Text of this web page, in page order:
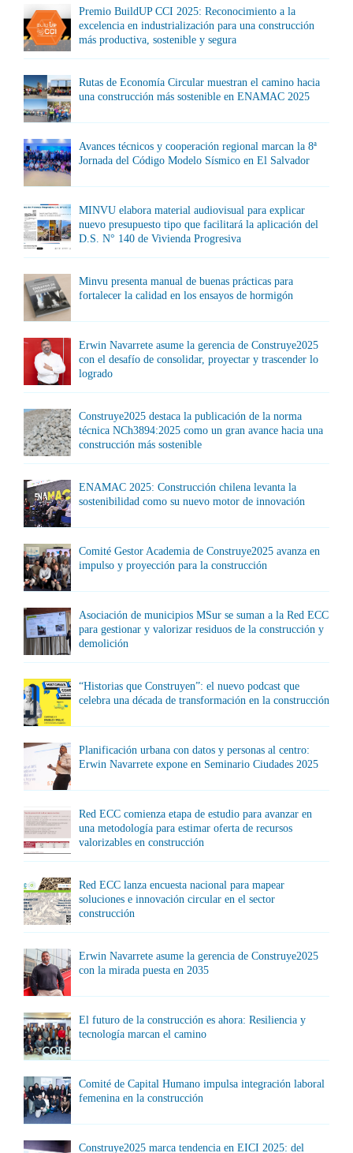
Premio BuildUP CCI 2025: Reconocimiento a la
excelencia en industrialización para una construcción
más productiva, sostenible y segura
Rutas de Economía Circular muestran el camino hacia
una construcción más sostenible en ENAMAC 2025
Avances técnicos y cooperación regional marcan la 8ª
Jornada del Código Modelo Sísmico en El Salvador
MINVU elabora material audiovisual para explicar
nuevo presupuesto tipo que facilitará la aplicación del
D.S. N° 140 de Vivienda Progresiva
Minvu presenta manual de buenas prácticas para
fortalecer la calidad en los ensayos de hormigón
Erwin Navarrete asume la gerencia de Construye2025
con el desafío de consolidar, proyectar y trascender lo
logrado
Construye2025 destaca la publicación de la norma
técnica NCh3894:2025 como un gran avance hacia una
construcción más sostenible
ENAMAC 2025: Construcción chilena levanta la
sostenibilidad como su nuevo motor de innovación
Comité Gestor Academia de Construye2025 avanza en
impulso y proyección para la construcción
Asociación de municipios MSur se suman a la Red ECC
para gestionar y valorizar residuos de la construcción y
demolición
“Historias que Construyen”: el nuevo podcast que
celebra una década de transformación en la construcción
Planificación urbana con datos y personas al centro:
Erwin Navarrete expone en Seminario Ciudades 2025
Red ECC comienza etapa de estudio para avanzar en
una metodología para estimar oferta de recursos
valorizables en construcción
Red ECC lanza encuesta nacional para mapear
soluciones e innovación circular en el sector
construcción
Erwin Navarrete asume la gerencia de Construye2025
con la mirada puesta en 2035
El futuro de la construcción es ahora: Resiliencia y
tecnología marcan el camino
Comité de Capital Humano impulsa integración laboral
femenina en la construcción
Construye2025 marca tendencia en EICI 2025: del